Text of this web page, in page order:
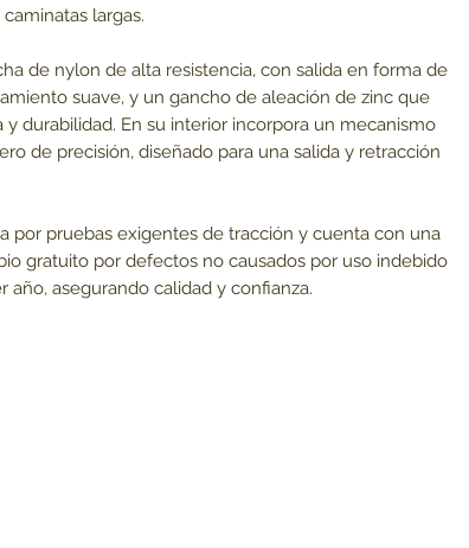
largas.
de nylon de alta resistencia, con salida en forma de
suave, y un gancho de aleación de zinc que
y durabilidad. En su interior incorpora un mecanismo
de precisión, diseñado para una salida y retracción
por pruebas exigentes de tracción y cuenta con una
gratuito por defectos no causados por uso indebido
año, asegurando calidad y confianza.